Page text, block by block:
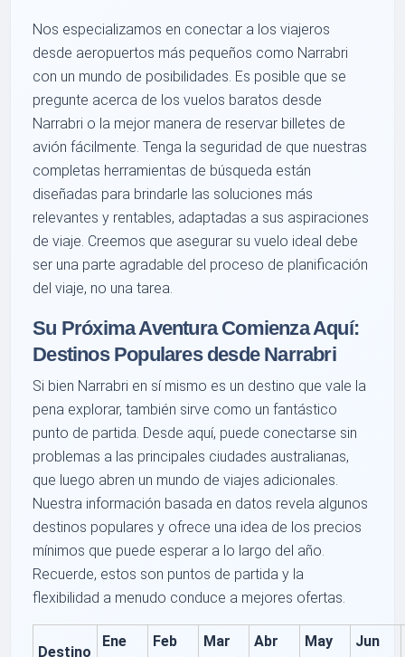
Nos especializamos en conectar a los viajeros
desde aeropuertos más pequeños como Narrabri
con un mundo de posibilidades. Es posible que se
pregunte acerca de los vuelos baratos desde
Narrabri o la mejor manera de reservar billetes de
avión fácilmente. Tenga la seguridad de que nuestras
completas herramientas de búsqueda están
diseñadas para brindarle las soluciones más
relevantes y rentables, adaptadas a sus aspiraciones
de viaje. Creemos que asegurar su vuelo ideal debe
ser una parte agradable del proceso de planificación
del viaje, no una tarea.
Su Próxima Aventura Comienza Aquí:
Destinos Populares desde Narrabri
Si bien Narrabri en sí mismo es un destino que vale la
pena explorar, también sirve como un fantástico
punto de partida. Desde aquí, puede conectarse sin
problemas a las principales ciudades australianas,
que luego abren un mundo de viajes adicionales.
Nuestra información basada en datos revela algunos
destinos populares y ofrece una idea de los precios
mínimos que puede esperar a lo largo del año.
Recuerde, estos son puntos de partida y la
flexibilidad a menudo conduce a mejores ofertas.
Destino
Ene
Feb
Mar
Abr
May
Jun